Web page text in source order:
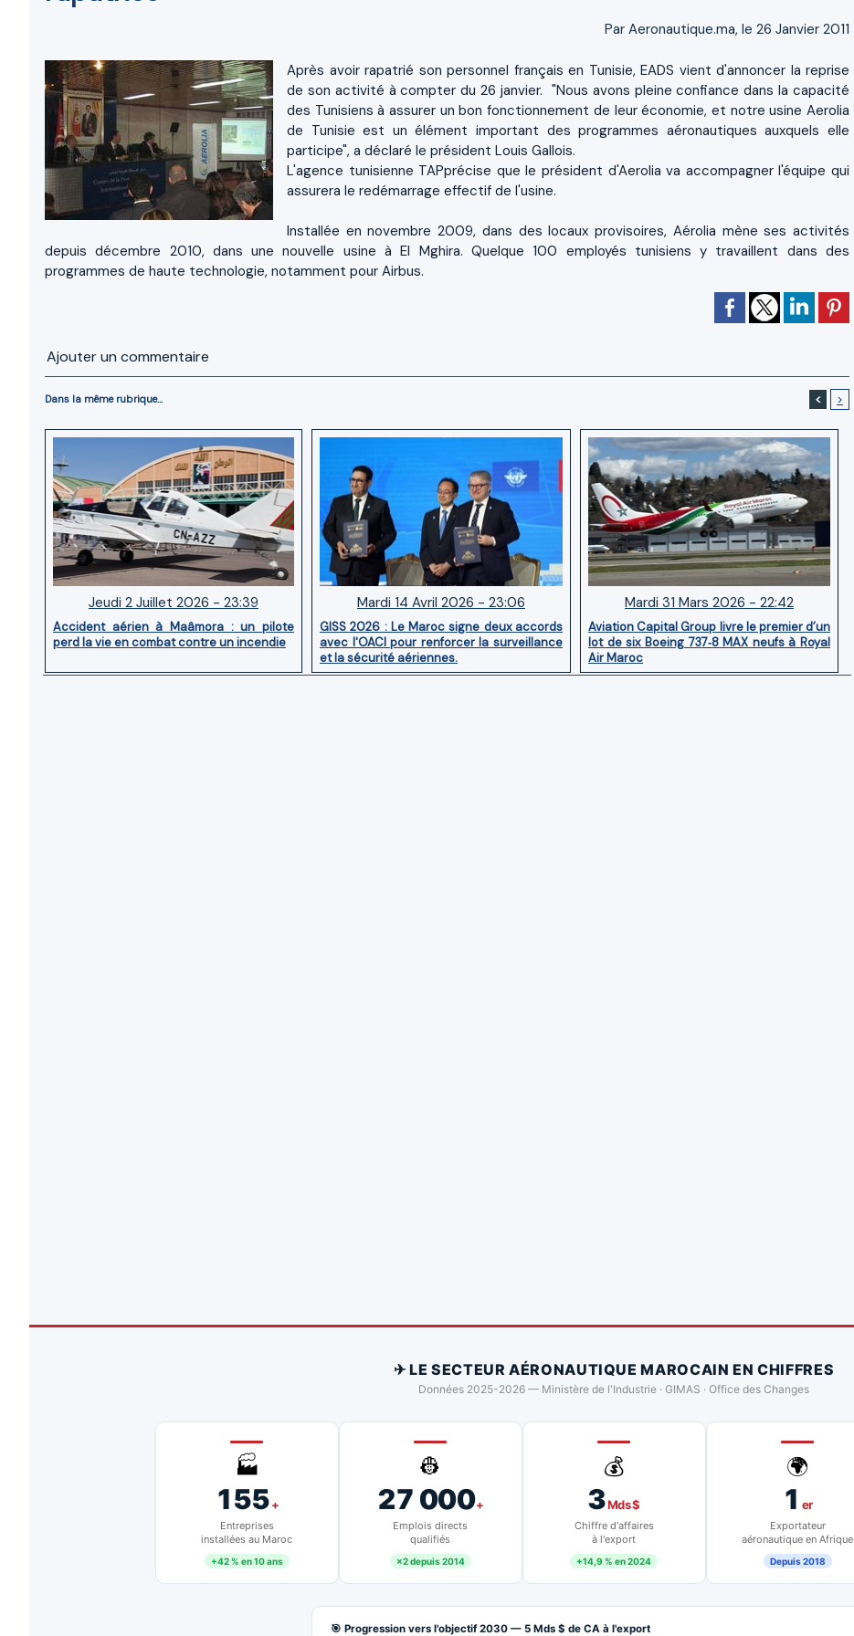
Par Aeronautique.ma, le 26 Janvier 2011
Après avoir rapatrié son personnel français en Tunisie, EADS vient d'annoncer la reprise
de son activité à compter du 26 janvier. "Nous avons pleine confiance dans la capacité
des Tunisiens à assurer un bon fonctionnement de leur économie, et notre usine Aerolia
de Tunisie est un élément important des programmes aéronautiques auxquels elle
participe", a déclaré le président Louis Gallois.
L'agence tunisienne TAPprécise que le président d'Aerolia va accompagner l'équipe qui
assurera le redémarrage effectif de l'usine.
Installée en novembre 2009, dans des locaux provisoires, Aérolia mène ses activités
depuis décembre 2010, dans une nouvelle usine à El Mghira. Quelque 100 employés tunisiens y travaillent dans des
programmes de haute technologie, notamment pour Airbus.
Ajouter un commentaire
Dans la même rubrique... < >
Jeudi 2 Juillet 2026 - 23:39
Accident aérien à Maâmora : un pilote
perd la vie en combat contre un incendie
Mardi 14 Avril 2026 - 23:06
GISS 2026 : Le Maroc signe deux accords
avec l'OACI pour renforcer la surveillance
et la sécurité aériennes.
Mardi 31 Mars 2026 - 22:42
Aviation Capital Group livre le premier d’un
lot de six Boeing 737‑8 MAX neufs à Royal
Air Maroc
✈ LE SECTEUR AÉRONAUTIQUE MAROCAIN EN CHIFFRES
Données 2025-2026 — Ministère de l'Industrie · GIMAS · Office des Changes
🏭
155+
Entreprises
installées au Maroc
+42 % en 10 ans
👷
27 000+
Emplois directs
qualifiés
×2 depuis 2014
💰
3Mds $
Chiffre d'affaires
à l'export
+14,9 % en 2024
🌍
1 er
Exportateur
aéronautique en Afrique
Depuis 2018
🎯 Progression vers l'objectif 2030 — 5 Mds $ de CA à l'export